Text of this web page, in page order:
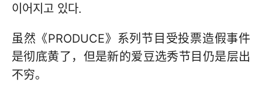
이어지고 있다.
虽然《PRODUCE》系列节目受投票造假事件
是彻底黄了，但是新的爱豆选秀节目仍是层出
不穷。